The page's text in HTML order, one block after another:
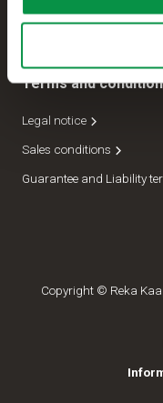
Lederskab
Terms and
Legal notice
Sales conditions
Guarantee and Liability
Copyright © Reka